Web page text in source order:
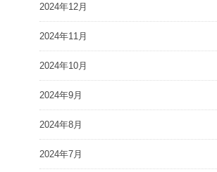
2024年12月
2024年11月
2024年10月
2024年9月
2024年8月
2024年7月